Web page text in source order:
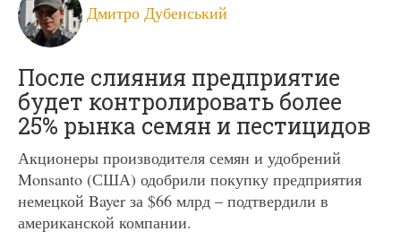
Дмитро Дубенський
После слияния предприятие
будет контролировать более
25% рынка семян и пестицидов
Акционеры производителя семян и удобрений
Monsanto (США) одобрили покупку предприятия
немецкой Bayer за $66 млрд – подтвердили в
американской компании.